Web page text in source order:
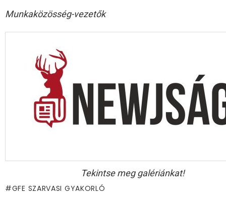
Munkaközösség-vezetők
Tekintse meg galériánkat!
GFE SZARVASI GYAKORLÓ